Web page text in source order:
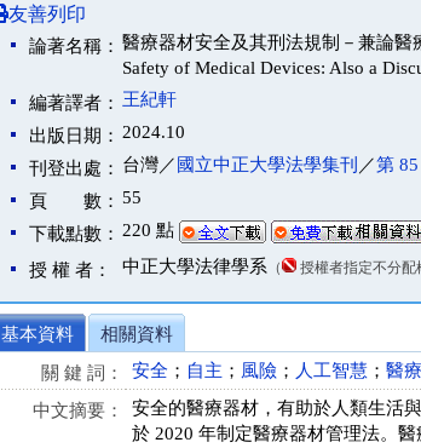
友善列印
論著名稱： 醫療器材安全及其刑法規制－兼論醫
Safety of Medical Devices: Also a
編著譯者： 王紀軒
出版日期： 2024.10
刊登出處： 台灣／ 國立中正大學法學集刊 ／第 85
頁 數： 55
下載點數： 220 點
授 權 者：
中正大學法律學系 （ 授權者指定不分配
基本資料
相關資料
關 鍵 詞：
安全 ； 自主 ； 風險 ； 人工智慧 ； 醫
中文摘要：
安全的醫療器材，有助於人類生活
於 2020 年制定醫療器材管理法。